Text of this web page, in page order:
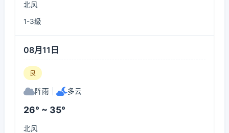
北风
1-3级
08月11日
良
阵雨 多云
26° ~ 35°
北风